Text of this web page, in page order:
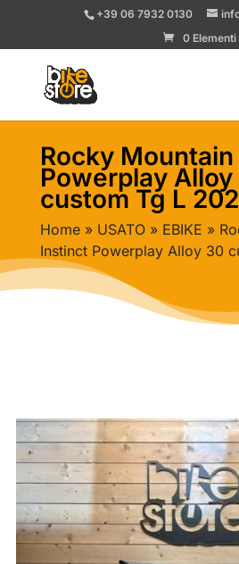
+39 06 7932 0130
0 Elementi
Rocky
Powerplay Alloy
custom Tg L
Home» USATO» EBIKE »
Instinct Powerplay Alloy 30